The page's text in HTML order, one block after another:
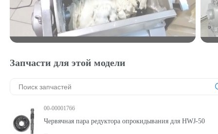
Запчасти для этой модели
00-00001766
Червячная пара редуктора опрокидывания для HWJ-50